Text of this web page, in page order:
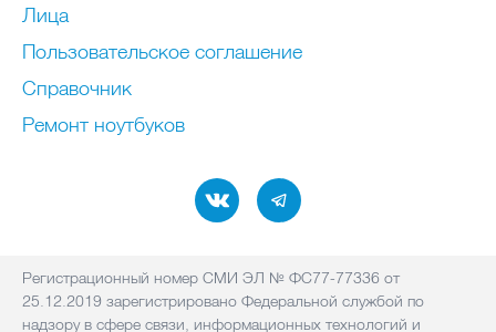
Лица
Пользовательское соглашение
Справочник
Ремонт нoутбуков
Регистрационный номер СМИ ЭЛ № ФС77-77336 от
25.12.2019 зарегистрировано Федеральной службой по
надзору в сфере связи, информационных технологий и